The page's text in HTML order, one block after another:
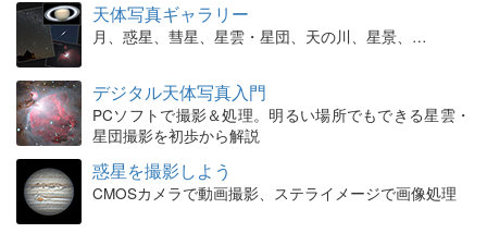
天体写真ギャラリー
月、惑星、彗星、星雲・星団、天の川、星景、…
デジタル天体写真入門
PCソフトで撮影＆処理。明るい場所でもできる星雲・
星団撮影を初歩から解説
惑星を撮影しよう
CMOSカメラで動画撮影、ステライメージで画像処理